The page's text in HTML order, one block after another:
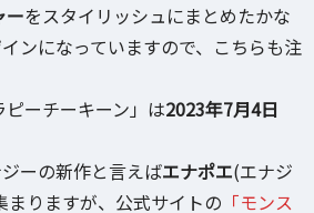
ーをスタイリッシュにまとめたかな
ンになっていますので、こちらも注
ピーチーキーン」は2023年7月4日
ーの新作と言えばエナポエ(エナジ
りますが、公式サイトの 「モンス